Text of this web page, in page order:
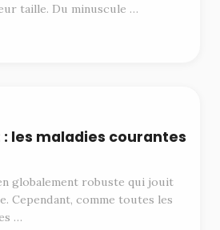
taille. Du minuscule …
: les maladies courantes
globalement robuste qui jouit
Cependant, comme toutes les
…